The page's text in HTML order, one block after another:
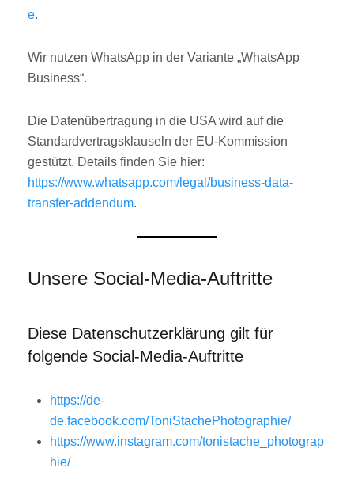
e.
Wir nutzen WhatsApp in der Variante „WhatsApp
Business“.
Die Datenübertragung in die USA wird auf die
Standardvertragsklauseln der EU-Kommission
gestützt. Details finden Sie hier:
https://www.whatsapp.com/legal/business-data-
transfer-addendum.
Unsere Social-Media-Auftritte
Diese Datenschutzerklärung gilt für
folgende Social-Media-Auftritte
https://de-
de.facebook.com/ToniStachePhotographie/
https://www.instagram.com/tonistache_photograp
hie/